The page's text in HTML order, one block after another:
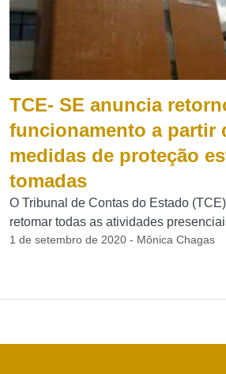
TCE- SE anuncia
funcionamento a partir
medidas de proteção
tomadas
O Tribunal de Contas do Estado
retomar todas as atividades
1 de setembro de 2020 - Mônica Chagas